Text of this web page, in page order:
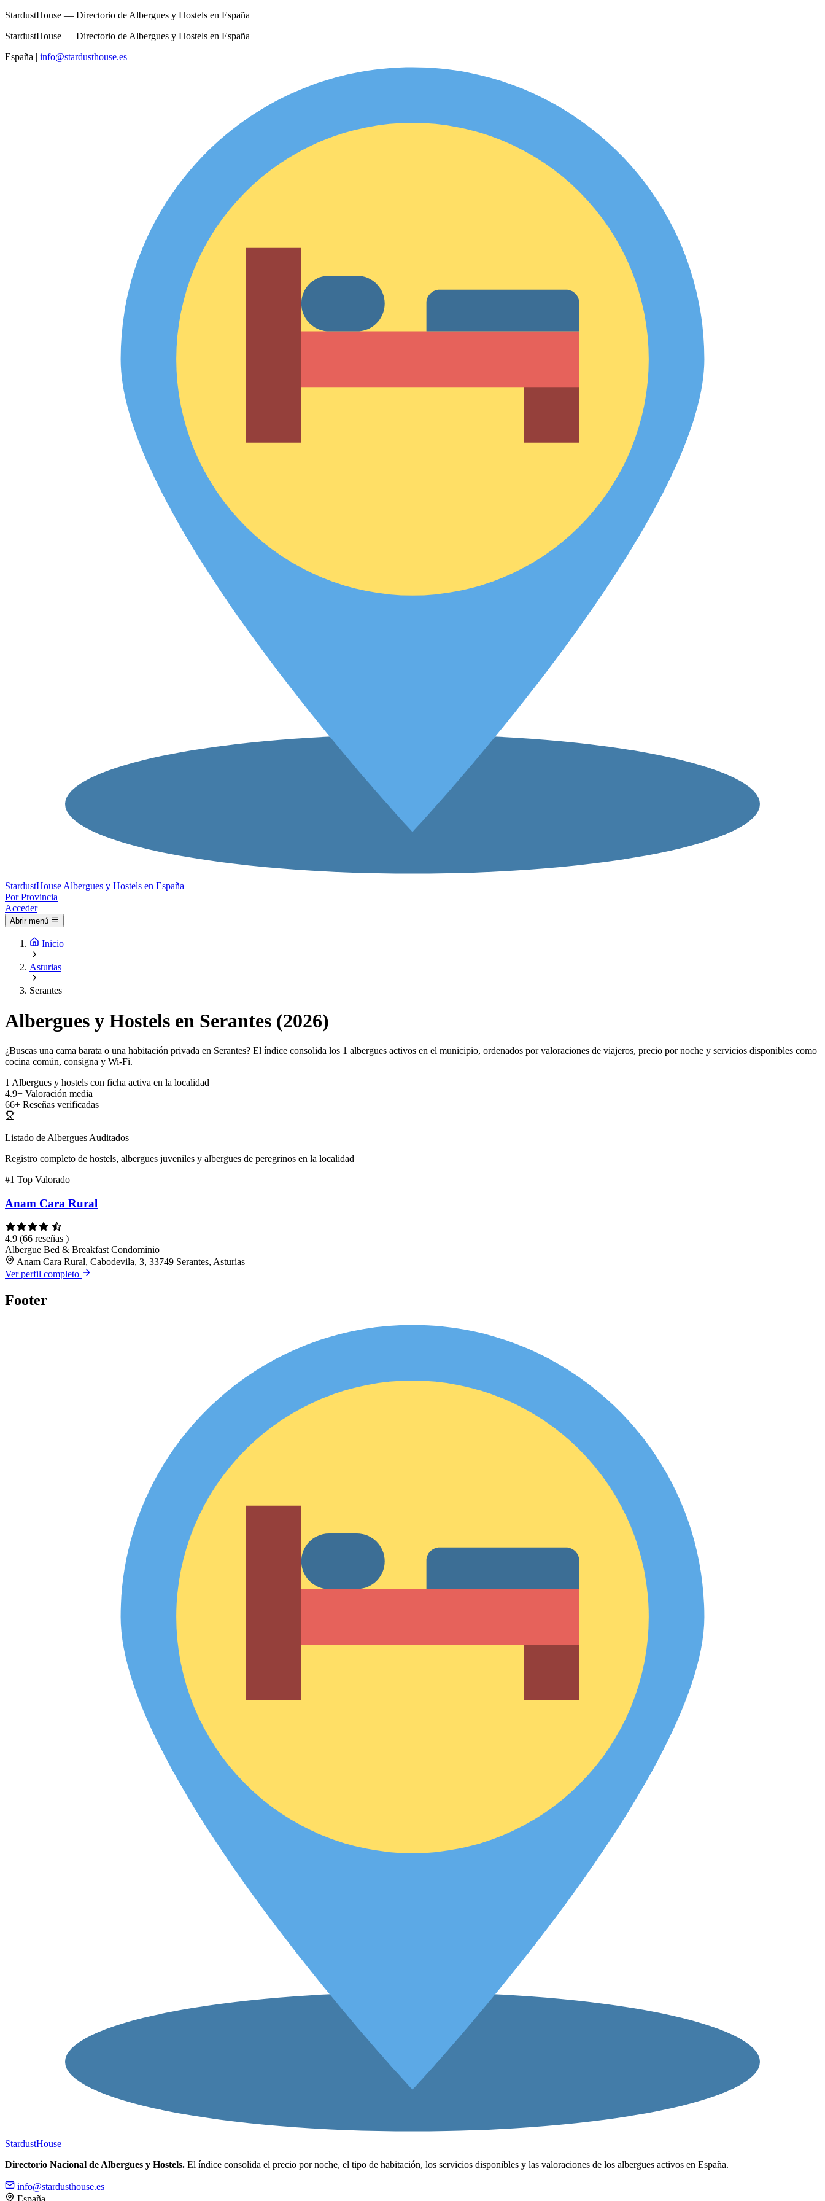
StardustHouse — Directorio de Albergues y Hostels en España
StardustHouse — Directorio de Albergues y Hostels en España
España | info@stardusthouse.es
StardustHouse Albergues y Hostels en España
Por Provincia
Acceder
Abrir menú
Inicio
Asturias
Serantes
Albergues y Hostels en Serantes (2026)
¿Buscas una cama barata o una habitación privada en Serantes? El índice consolida los 1 albergues activos en el municipio, ordenados por valoraciones de viajeros, precio por noche y servicios disponibles como
cocina común, consigna y Wi-Fi.
1 Albergues y hostels con ficha activa en la localidad
4.9+ Valoración media
66+ Reseñas verificadas
Listado de Albergues Auditados
Registro completo de hostels, albergues juveniles y albergues de peregrinos en la localidad
#1 Top Valorado
Anam Cara Rural
4.9 (66 reseñas )
Albergue Bed & Breakfast Condominio
Anam Cara Rural, Cabodevila, 3, 33749 Serantes, Asturias
Ver perfil completo
Footer
StardustHouse
Directorio Nacional de Albergues y Hostels. El índice consolida el precio por noche, el tipo de habitación, los servicios disponibles y las valoraciones de los albergues activos en España.
info@stardusthouse.es